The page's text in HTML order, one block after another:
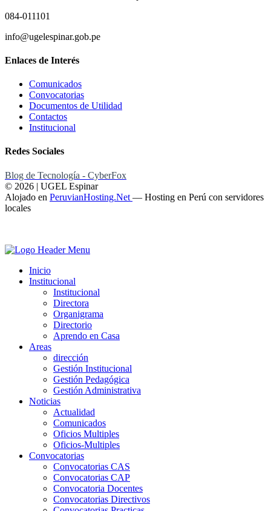
084-011101
info@ugelespinar.gob.pe
Enlaces de Interés
Comunicados
Convocatorias
Documentos de Utilidad
Contactos
Institucional
Redes Sociales
Blog de Tecnología - CyberFox
© 2026 | UGEL Espinar
Alojado en PeruvianHosting.Net — Hosting en Perú con servidores
locales
Inicio
Institucional
Institucional
Directora
Organigrama
Directorio
Aprendo en Casa
Areas
dirección
Gestión Institucional
Gestión Pedagógica
Gestión Administrativa
Noticias
Actualidad
Comunicados
Oficios Multiples
Oficios-Multiples
Convocatorias
Convocatorias CAS
Convocatorias CAP
Convocatoria Docentes
Convocatorias Directivos